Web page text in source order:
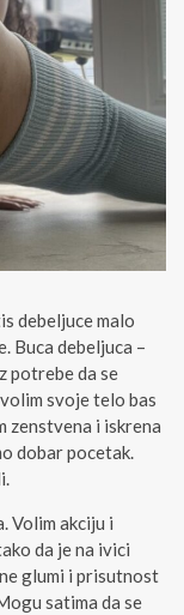
debeljuce malo
Buca debeljuca –
potrebe da se
svoje telo bas
zenstvena i iskrena
dobar pocetak.
Volim akciju i
da je na ivici
glumi i prisutnost
satima da se